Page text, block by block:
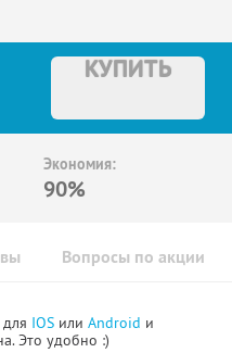
КУПИТЬ
Экономия:
90%
Вопросы по акции
IOS или Android и
Это удобно :)